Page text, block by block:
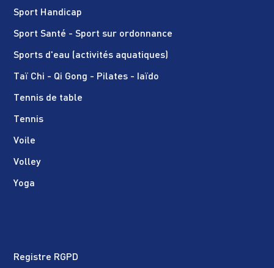
Sport Handicap
Sport Santé - Sport sur ordonnance
Sports d'eau (activités aquatiques)
Taï Chi - Qi Gong - Pilates - Iaïdo
Tennis de table
Tennis
Voile
Volley
Yoga
Registre RGPD